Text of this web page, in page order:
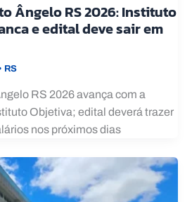
Ângelo RS 2026: Instituto
e edital deve sair em
RS
RS 2026 avança com a
Objetiva; edital deverá trazer
nos próximos dias